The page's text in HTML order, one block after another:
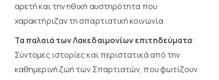
αρετή και την ηθική αυστηρότητα που
χαρακτήριζαν τη σπαρτιατική κοινωνία.
Τα παλαιά των Λακεδαιμονίων επιτηδεύματα:
Σύντομες ιστορίες και περιστατικά από την
καθημερινή ζωή των Σπαρτιατών, που φωτίζουν